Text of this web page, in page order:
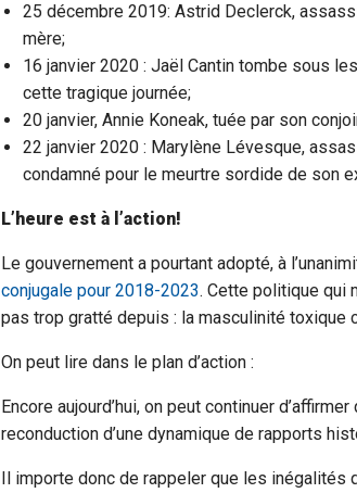
25 décembre 2019: Astrid Declerck,
mère;
16 janvier 2020 : Jaël Cantin tombe sous
cette tragique journée;
20 janvier, Annie Koneak, tuée par son
22 janvier 2020 : Marylène Lévesque,
condamné pour le meurtre sordide de son
L’heure est à l’action!
Le gouvernement a pourtant adopté, à
conjugale pour 2018-2023. Cette politique qui
pas trop gratté depuis : la masculinité
On peut lire dans le plan d’action :
Encore aujourd’hui, on peut continuer
reconduction d’une dynamique de rapports
Il importe donc de rappeler que les